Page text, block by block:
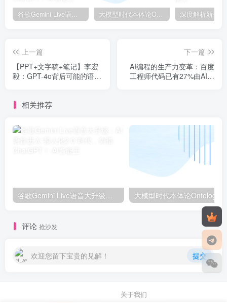
谷歌Gemini Live语音大升级：AI语音进入“拟人化2.0”时代，剑指ChatGPT！ 大模型时代本体论Ontology驱动的AI知识引擎助力企业智能决策系统的未来进化-一篇献给企业董事会和CIO的深度思考(第一篇)
上一篇
【PPT+文字稿+笔记】李宏
毅：GPT-4o背后可能的语音
下一篇
AI编程的生产力变革：百度
工程师代码已有27%由AI完
相关推荐
谷歌Gemini Live语音大升级：AI语音进入“拟人化2.0”时代，剑指ChatGPT！
评论 抢沙发
欢迎您留下宝贵的见解！ 提交
关于我们